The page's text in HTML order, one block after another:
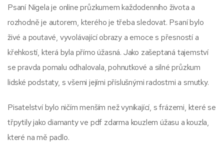
Psaní Nigela je online průzkumem každodenního života a
rozhodně je autorem, kterého je třeba sledovat. Psaní bylo
živé a poutavé, vyvolávající obrazy a emoce s přesností a
křehkostí, která byla přímo úžasná. Jako zašeptaná tajemství
se pravda pomalu odhalovala, pohnutkové a silné průzkum
lidské podstaty, s všemi jejími příslušnými radostmi a smutky.
Pisatelství bylo ničím menším než vynikající, s frázemi, které se
třpytily jako diamanty ve pdf zdarma kouzlem úžasu a kouzla,
které na mě padlo.